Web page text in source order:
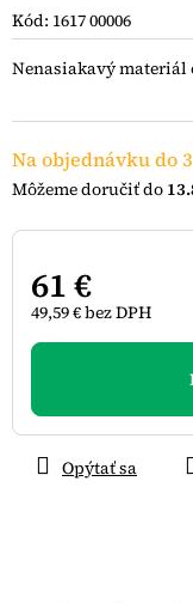
Kód: 1617 00006
Na objednávku do
61 €
49,59 € bez DPH
Jednotková
Nenasiakavý materiál
Opýtať sa
0,0
5